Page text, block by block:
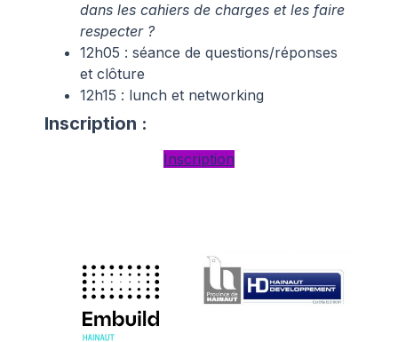
dans les cahiers de charges et les faire
respecter ?
12h05 : séance de questions/réponses
et clôture
12h15 : lunch et networking
Inscription :
Inscription